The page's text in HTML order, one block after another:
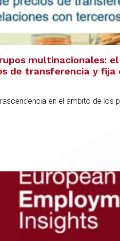
multinacionales:
de transferencia y
en el ámbito de los